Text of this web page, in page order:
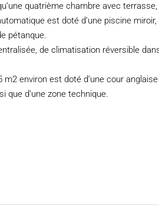
quatrième chambre avec
est doté d’une piscine
pétanque.
de climatisation réversible
m2 environ est doté d’une cour
que d’une zone technique.